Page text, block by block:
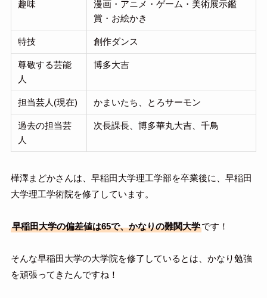
趣味
漫画・アニメ・ゲーム・美術展示鑑
賞・お絵かき
特技 創作ダンス
尊敬する芸能
人
博多大吉
担当芸人(現在) かまいたち、とろサーモン
過去の担当芸
人
次長課長、博多華丸大吉、千鳥
樺澤まどかさんは、早稲田大学理工学部を卒業後に、早稲田
大学理工学術院を修了しています。
早稲田大学の偏差値は65で、かなりの難関大学です！
そんな早稲田大学の大学院を修了しているとは、かなり勉強
を頑張ってきたんですね！